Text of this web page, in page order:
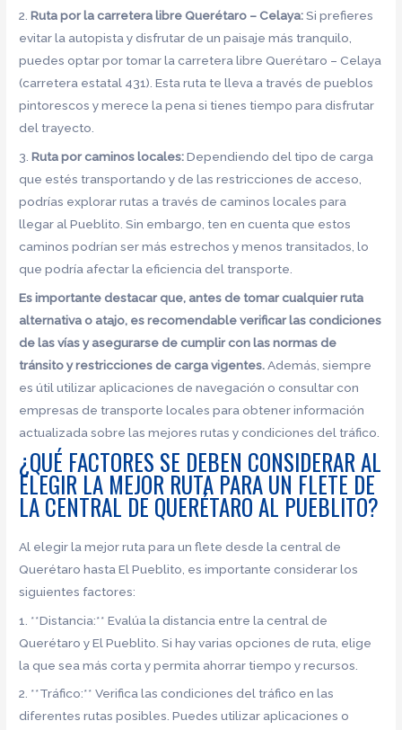
2.Ruta por la carretera libre Querétaro – Celaya:Si prefieres
evitar la autopista y disfrutar de un paisaje más tranquilo,
puedes optar por tomar la carretera libre Querétaro – Celaya
(carretera estatal 431). Esta ruta te lleva a través de pueblos
pintorescos y merece la pena si tienes tiempo para disfrutar
del trayecto.
3.Ruta por caminos locales:Dependiendo del tipo de carga
que estés transportando y de las restricciones de acceso,
podrías explorar rutas a través de caminos locales para
llegar al Pueblito. Sin embargo, ten en cuenta que estos
caminos podrían ser más estrechos y menos transitados, lo
que podría afectar la eficiencia del transporte.
Es importante destacar que, antes de tomar cualquier ruta
alternativa o atajo, es recomendable verificar las condiciones
de las vías y asegurarse de cumplir con las normas de
tránsito y restricciones de carga vigentes.Además, siempre
es útil utilizar aplicaciones de navegación o consultar con
empresas de transporte locales para obtener información
actualizada sobre las mejores rutas y condiciones del tráfico.
¿QUÉ FACTORES SE DEBEN CONSIDERAR AL
ELEGIR LA MEJOR RUTA PARA UN FLETE DE
LA CENTRAL DE QUERÉTARO AL PUEBLITO?
Al elegir la mejor ruta para un flete desde la central de
Querétaro hasta El Pueblito, es importante considerar los
siguientes factores:
1. **Distancia:** Evalúa la distancia entre la central de
Querétaro y El Pueblito. Si hay varias opciones de ruta, elige
la que sea más corta y permita ahorrar tiempo y recursos.
2. **Tráfico:** Verifica las condiciones del tráfico en las
diferentes rutas posibles. Puedes utilizar aplicaciones o